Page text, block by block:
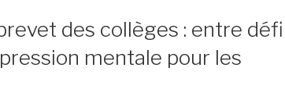
des collèges : entre défi
mentale pour les